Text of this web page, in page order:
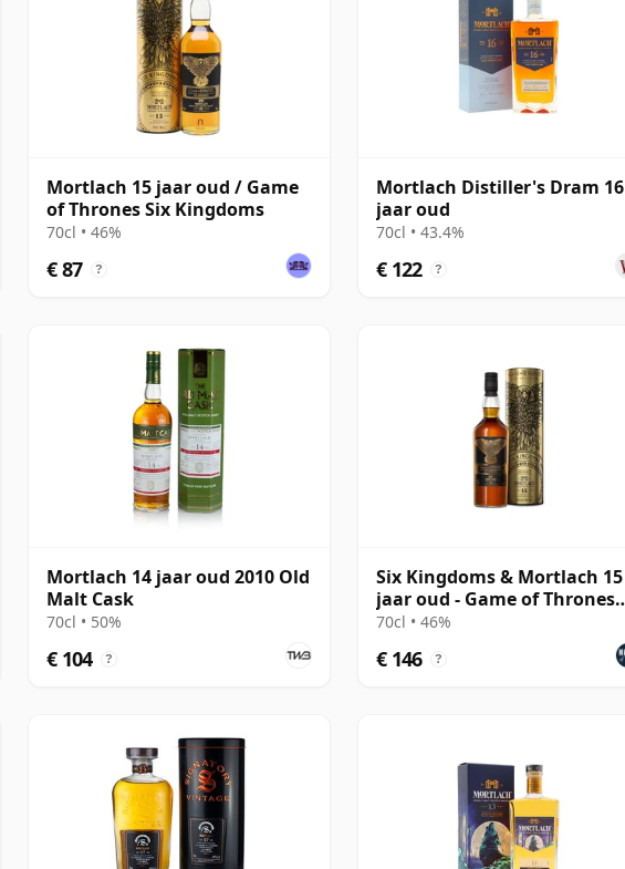
Mortlach 15 jaar oud / Game
of Thrones Six Kingdoms
70cl • 46%
€ 87 ?
Mortlach Distiller's Dram 16
jaar oud
70cl • 43.4%
€ 122 ?
Mortlach 14 jaar oud 2010 Old
Malt Cask
70cl • 50%
€ 104 ?
Six Kingdoms & Mortlach 15
jaar oud - Game of Thrones
Single Malts Col
70cl • 46%
€ 146 ?